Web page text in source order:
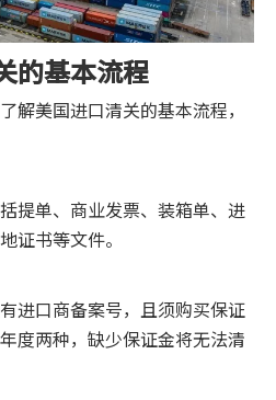
的基本流程
解美国进口清关的基本流程，
提单、商业发票、装箱单、进
证书等文件。
进口商备案号，且须购买保证
度两种，缺少保证金将无法清